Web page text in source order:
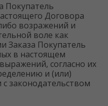
Покупатель
Договора
возражений и
воле как
Заказа Покупатель
в настоящем
согласно их
и (или)
законодательством